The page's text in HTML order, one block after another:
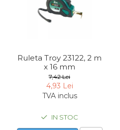
Ruleta Troy 23122, 2 m
x 16 mm
7,42 Lei
4,93 Lei
TVA inclus
IN STOC